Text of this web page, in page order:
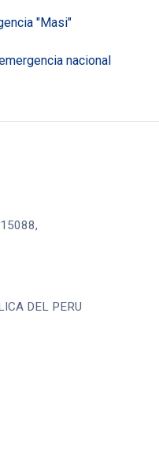
"Masi"
nacional
DEL PERU